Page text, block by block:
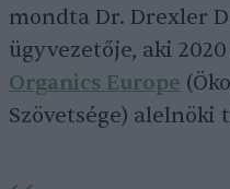
mondta Dr. Drexler
ügyvezetője, aki
Organics Europe
Szövetsége)